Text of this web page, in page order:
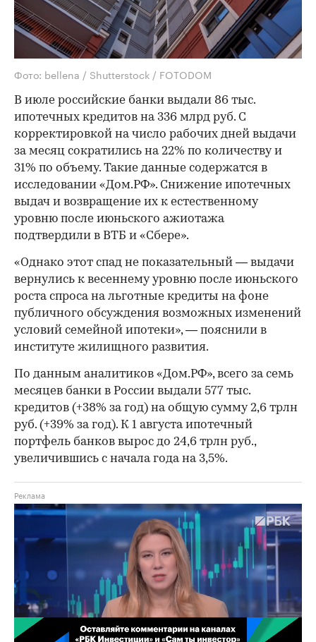
Фото: bellena / Shutterstock / FOTODOM
В июле российские банки выдали 86 тыс.
ипотечных кредитов на 336 млрд руб. С
корректировкой на число рабочих дней выдачи
за месяц сократились на 22% по количеству и
31% по объему. Такие данные содержатся в
исследовании «Дом.РФ». Снижение ипотечных
выдач и возвращение их к естественному
уровню после июньского ажиотажа
подтвердили в ВТБ и «Сбере».
«Однако этот спад не показательный — выдачи
вернулись к весеннему уровню после июньского
роста спроса на льготные кредиты на фоне
публичного обсуждения возможных изменений
условий семейной ипотеки», — пояснили в
институте жилищного развития.
По данным аналитиков «Дом.РФ», всего за семь
месяцев банки в России выдали 577 тыс.
кредитов (+38% за год) на общую сумму 2,6 трлн
руб. (+39% за год). К 1 августа ипотечный
портфель банков вырос до 24,6 трлн руб.,
увеличившись с начала года на 3,5%.